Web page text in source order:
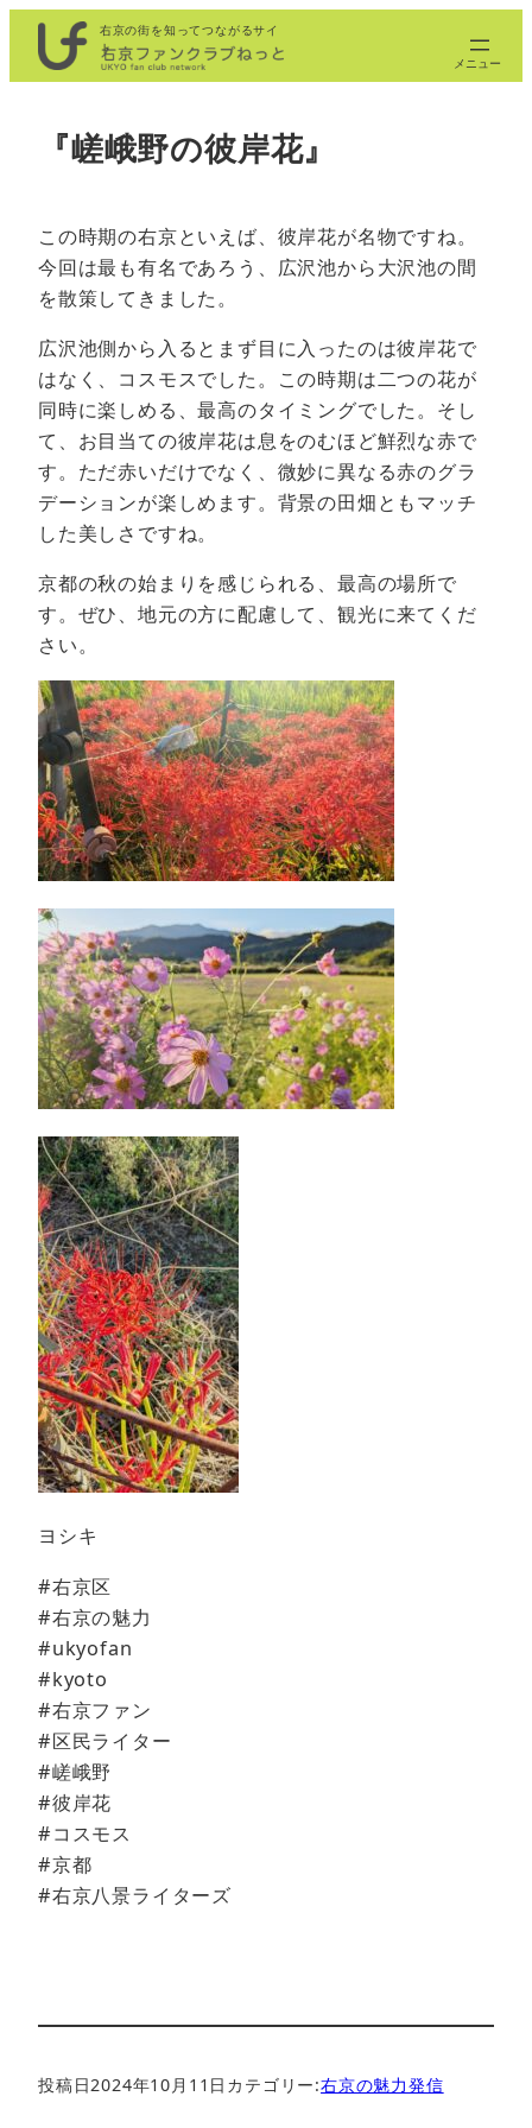
を
右京の街を知ってつながるサイ
ト
『嵯峨野の彼岸花』
この時期の右京といえば、彼岸花が名物ですね。
今回は最も有名であろう、広沢池から大沢池の間
を散策してきました。
広沢池側から入るとまず目に入ったのは彼岸花で
はなく、コスモスでした。この時期は二つの花が
同時に楽しめる、最高のタイミングでした。そし
て、お目当ての彼岸花は息をのむほど鮮烈な赤で
す。ただ赤いだけでなく、微妙に異なる赤のグラ
デーションが楽しめます。背景の田畑ともマッチ
した美しさですね。
京都の秋の始まりを感じられる、最高の場所で
す。ぜひ、地元の方に配慮して、観光に来てくだ
さい。
ヨシキ
#右京区
#右京の魅力
#ukyofan
#kyoto
#右京ファン
#区民ライター
#嵯峨野
#彼岸花
#コスモス
#京都
#右京八景ライターズ
投稿日2024年10月11日 カテゴリー:右京の魅力発信